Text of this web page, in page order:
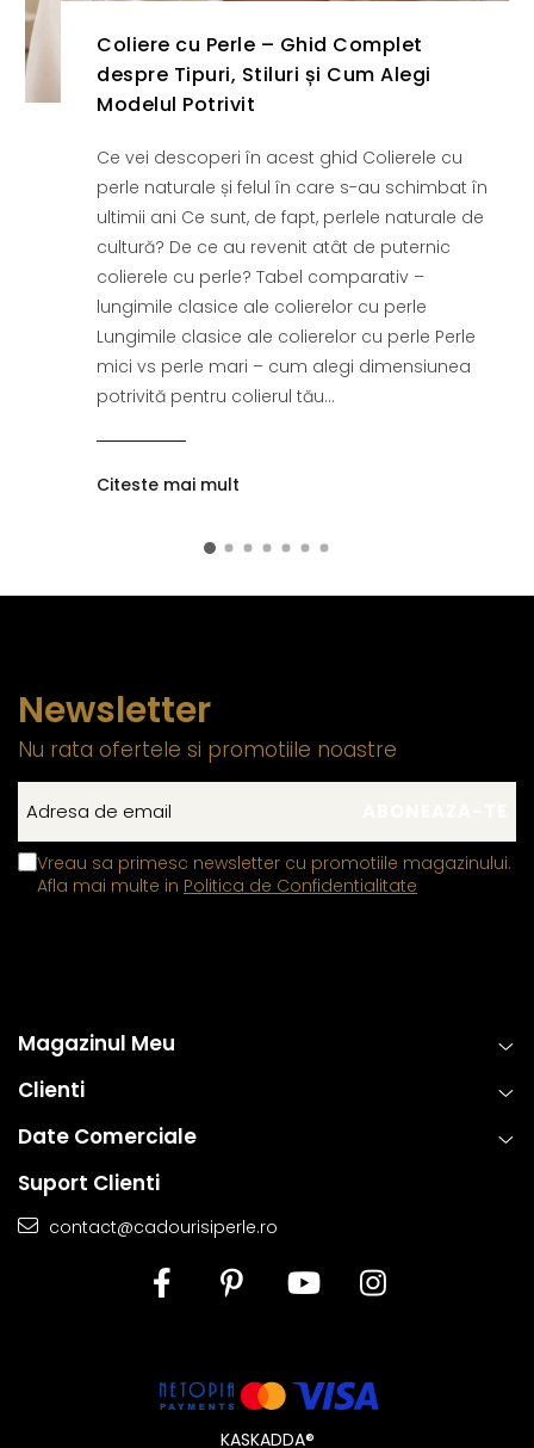
Coliere cu Perle – Ghid Complet
despre Tipuri, Stiluri și Cum Alegi
Modelul Potrivit
Ce vei descoperi în acest ghid Colierele cu
perle naturale și felul în care s-au schimbat în
ultimii ani Ce sunt, de fapt, perlele naturale de
cultură? De ce au revenit atât de puternic
colierele cu perle? Tabel comparativ –
lungimile clasice ale colierelor cu perle
Lungimile clasice ale colierelor cu perle Perle
mici vs perle mari – cum alegi dimensiunea
potrivită pentru colierul tău...
Citeste mai mult
Newsletter
Nu rata ofertele si promotiile noastre
Vreau sa primesc newsletter cu promotiile magazinului.
Afla mai multe in Politica de Confidentialitate
Magazinul Meu
Clienti
Date Comerciale
Suport Clienti
contact@cadourisiperle.ro
KASKADDA®